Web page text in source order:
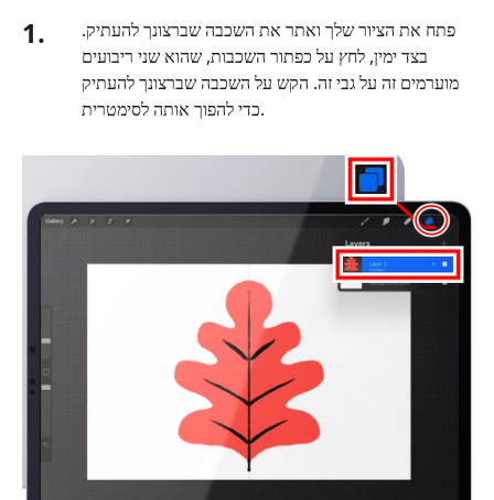
1.
פתח את הציור שלך ואתר את השכבה שברצונך להעתיק.
בצד ימין, לחץ על כפתור השכבות, שהוא שני ריבועים
מוערמים זה על גבי זה. הקש על השכבה שברצונך להעתיק
כדי להפוך אותה לסימטרית.